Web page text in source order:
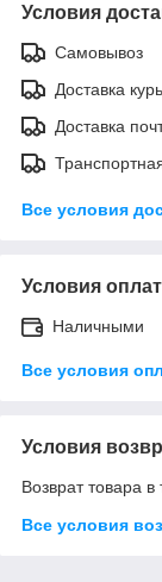
Условия
Самовывоз
Доставка
Доставка
Все условия
Условия
Наличными
Все условия
Условия
Возврат товара
Все условия